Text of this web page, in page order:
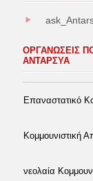
ΟΡΓΑΝΩΣΕΙΣ
ΑΝΤΑΡΣΥΑ
Επαναστατικό
Κομμουνιστική
νεολαία